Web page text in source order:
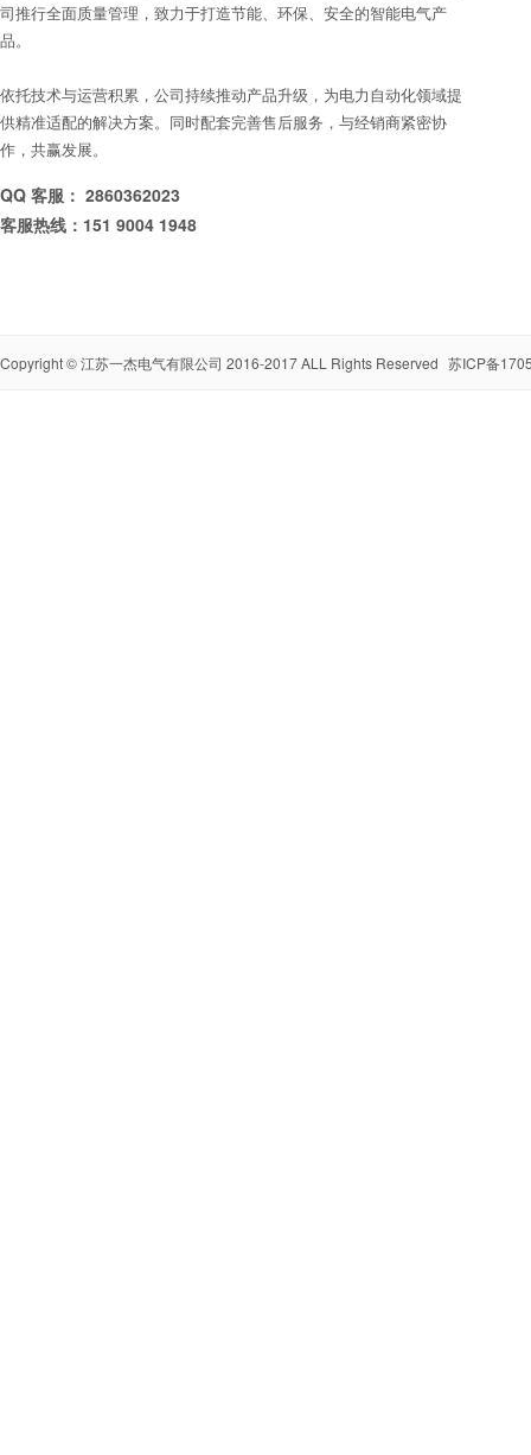
司推行全面质量管理，致力于打造节能、环保、安全的智能电气产
品。
依托技术与运营积累，公司持续推动产品升级，为电力自动化领域提
供精准适配的解决方案。同时配套完善售后服务，与经销商紧密协
作，共赢发展。
QQ 客服： 2860362023
客服热线：151 9004 1948
Copyright ©江苏一杰电气有限公司 2016-2017 ALL Rights Reserved 苏ICP备